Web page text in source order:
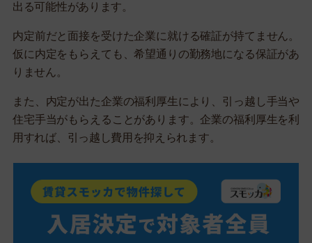
出る可能性があります。
内定前だと面接を受けた企業に就ける確証が持てません。
仮に内定をもらえても、希望通りの勤務地になる保証があ
りません。
また、内定が出た企業の福利厚生により、引っ越し手当や
住宅手当がもらえることがあります。企業の福利厚生を利
用すれば、引っ越し費用を抑えられます。